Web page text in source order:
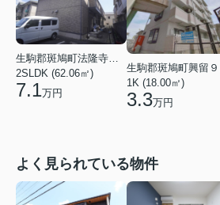
2SLDK (62.06㎡)
7.1万円
1K (18.00㎡)
3.3万円
よく見られている物件